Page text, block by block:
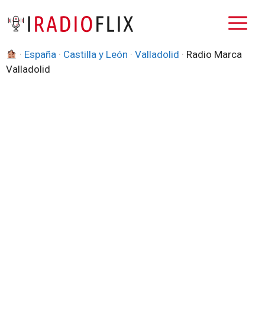
· España · Castilla y León ·Valladolid · Radio Marca
Valladolid